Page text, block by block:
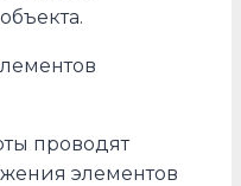
проводят
элементов